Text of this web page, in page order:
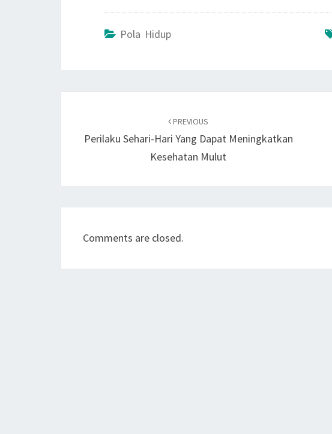
Pola Hidup
PREVIOUS
Perilaku Sehari-Hari Yang Dapat Meningkatkan
Kesehatan Mulut
Comments are closed.